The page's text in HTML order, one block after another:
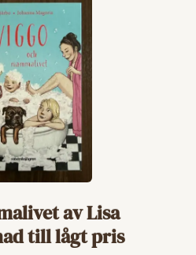
av Lisa
till lågt pris